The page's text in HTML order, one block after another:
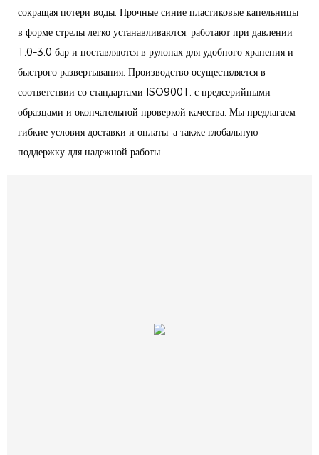
сокращая потери воды. Прочные синие пластиковые капельницы
в форме стрелы легко устанавливаются, работают при давлении
1,0–3,0 бар и поставляются в рулонах для удобного хранения и
быстрого развертывания. Производство осуществляется в
соответствии со стандартами ISO9001, с предсерийными
образцами и окончательной проверкой качества. Мы предлагаем
гибкие условия доставки и оплаты, а также глобальную
поддержку для надежной работы.